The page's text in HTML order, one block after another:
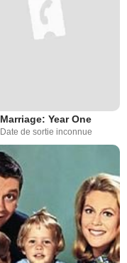
Marriage: Year One
Date de sortie inconnue